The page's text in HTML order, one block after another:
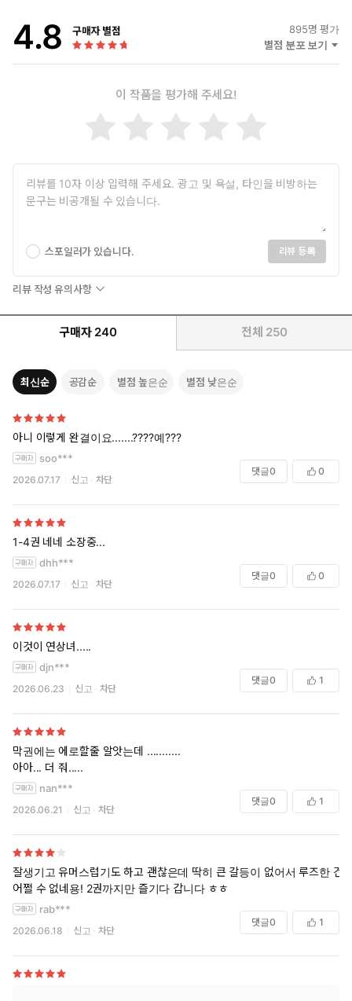
4.8 구매자 별점 895명 평가
별점 분포 보기
이 작품을 평가해 주세요!
스포일러가 있습니다. 리뷰 등록
리뷰 작성 유의사항
구매자 240 전체 250
최신순 공감순 별점 높은순 별점 낮은순
아니 이렇게 완결이요.......????예???
soo***
2026.07.17 신고 차단
댓글0 0
1-4권 네네 소장중...
dhh***
2026.07.17 신고 차단
댓글0 0
이것이 연상녀.....
djn***
2026.06.23 신고 차단
댓글0 1
막권에는 에로할줄 알앗는데 ...........
아아... 더 줘.....
nan***
2026.06.21 신고 차단
댓글0 1
잘생기고 유머스럽기도 하고 괜찮은데 딱히 큰 갈등이 없어서 루즈한 건
어쩔 수 없네용! 2권까지만 즐기다 갑니다 ㅎㅎ
rab***
2026.06.18 신고 차단
댓글0 1